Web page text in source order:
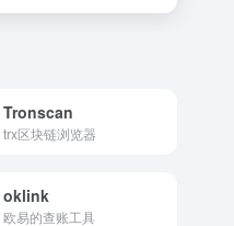
Tronscan
trx区块链浏览器
oklink
欧易的查账工具